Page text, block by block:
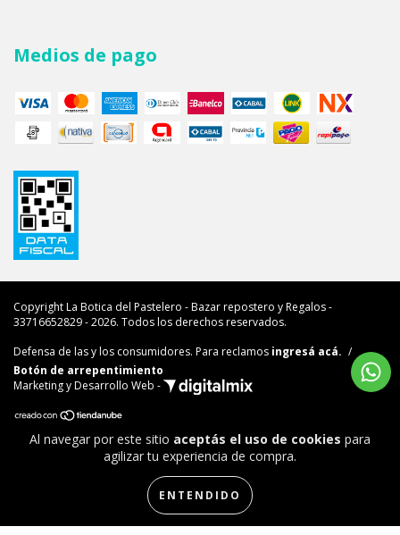
Al navegar por este sitio aceptás el uso de cookies para
agilizar tu experiencia de compra.
ENTENDIDO
Medios de pago
Copyright La Botica del Pastelero - Bazar repostero y Regalos -
33716652829 - 2026. Todos los derechos reservados.
Defensa de las y los consumidores. Para reclamos ingresá acá. /
Botón de arrepentimiento
Marketing y Desarrollo Web -